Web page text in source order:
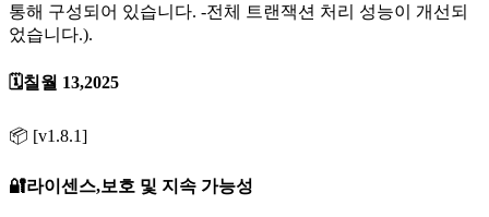
통해 구성되어 있습니다. -전체 트랜잭션 처리 성능이 개선되
었습니다.).
🗓️칠월 13,2025
📦 [v1.8.1]
🔐라이센스,보호 및 지속 가능성